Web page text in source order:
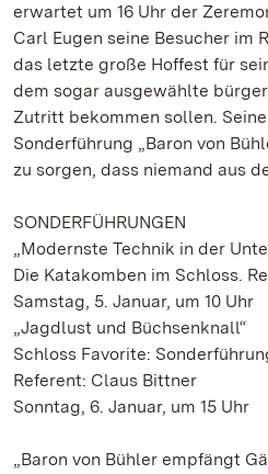
erwartet um 16 Uhr der
Carl Eugen seine Besucher im
das letzte große Hoffest für
dem sogar ausgewählte
Zutritt bekommen sollen.
Sonderführung „Baron von
zu sorgen, dass niemand aus
SONDERFÜHRUNGEN
„Modernste Technik in der
Die Katakomben im Schloss.
Samstag, 5. Januar, um 10 Uhr
„Jagdlust und Büchsenknall“
Schloss Favorite:
Referent: Claus Bittner
Sonntag, 6. Januar, um 15 Uhr
„Baron von Bühler empfängt